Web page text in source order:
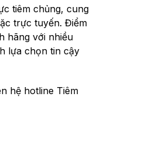
tiêm chủng, cung
trực tuyến. Điểm
hãng với nhiều
lựa chọn tin cậy
hệ hotline Tiêm